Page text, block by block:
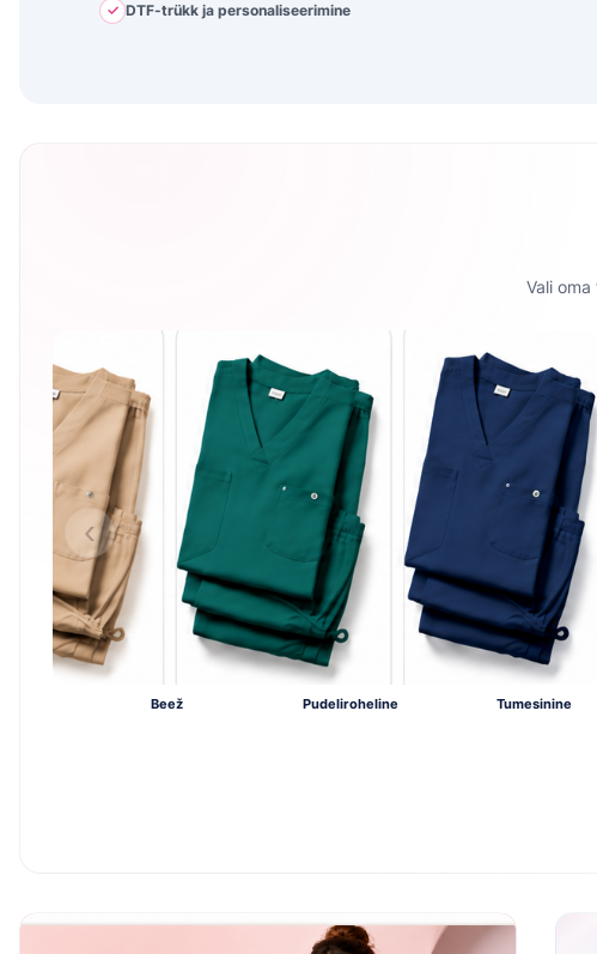
✓ DTF-trükk ja personaliseerimine
Vali
‹
Beež Pudeliroheline Tumesinine